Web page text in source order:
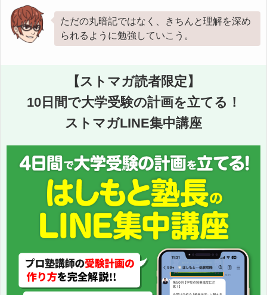
ただの丸暗記ではなく、きちんと理解を深め
られるように勉強していこう。
【ストマガ読者限定】
10日間で大学受験の計画を立てる！
ストマガLINE集中講座